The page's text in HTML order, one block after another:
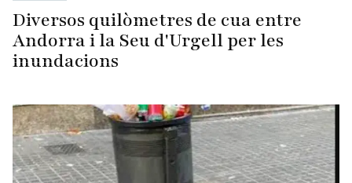
Diversos quilòmetres de cua entre
Andorra i la Seu d'Urgell per les
inundacions